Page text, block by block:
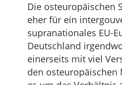
Die osteuropäischen
eher für ein
supranationales EU-
Deutschland
einerseits mit viel
den osteuropäischen